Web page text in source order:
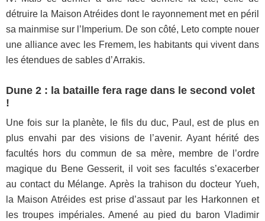
détruire la Maison Atréides dont le rayonnement met en péril
sa mainmise sur l’Imperium. De son côté, Leto compte nouer
une alliance avec les Fremem, les habitants qui vivent dans
les étendues de sables d’Arrakis.
Dune 2 : la bataille fera rage dans le second volet
!
Une fois sur la planète, le fils du duc, Paul, est de plus en
plus envahi par des visions de l’avenir. Ayant hérité des
facultés hors du commun de sa mère, membre de l’ordre
magique du Bene Gesserit, il voit ses facultés s’exacerber
au contact du Mélange. Après la trahison du docteur Yueh,
la Maison Atréides est prise d’assaut par les Harkonnen et
les troupes impériales. Amené au pied du baron Vladimir